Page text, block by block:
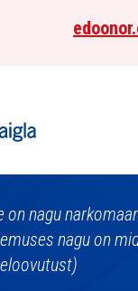
on nagu
nagu on